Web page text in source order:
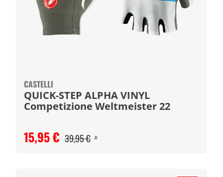
CASTELLI
QUICK-STEP ALPHA VINYL
Competizione Weltmeister 22
15,95 € 39,95 € #